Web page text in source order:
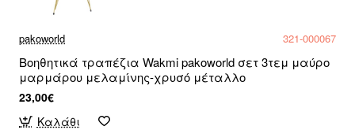
pakoworld 321-000067
Βοηθητικά τραπέζια Wakmi pakoworld σετ 3τεμ μαύρο
μαρμάρου μελαμίνης-χρυσό μέταλλο
23,00€
Καλάθι